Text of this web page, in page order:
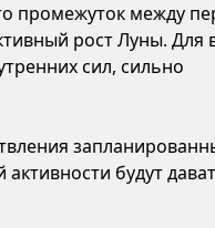
промежуток между
рост Луны. Для
сил, сильно
будут